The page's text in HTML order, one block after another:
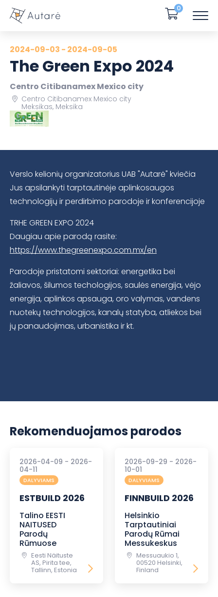
0
2024-09-03 - 2024-09-05
The Green Expo 2024
Centro Citibanamex Mexico city
Centro Citibanamex Mexico city
Meksikas, Meksika
Verslo kelionių organizatorius UAB "Autarė" kviečia
Jus apsilankyti tarptautinėje aplinkosaugos
technologijų ir perdirbimo parodoje ir konferencijoje
TRHE GREEN EXPO 2024
Daugiau apie parodą rasite:
https://www.thegreenexpo.com.mx/en
Parodoje pristatomi sektoriai: energetika bei
žaliavos, šilumos techologijos, saulės energija, vėjo
energija, aplinkos apsauga, oro valymas, vandens
nuotekų technologijos, kanalų statyba, atliekos bei
jų panaudojimas, urbanistika ir kt.
Rekomenduojamos parodos
2026-04-09 - 2026-
04-11
DALYVIAMS
ESTBUILD 2026
Talino EESTI
NAITUSED
Parodų
Rūmuose
Eesti Näituste
AS, Pirita tee,
Tallinn, Estonia
2026-09-29 - 2026-
10-01
DALYVIAMS
FINNBUILD 2026
Helsinkio
Tarptautiniai
Parodų Rūmai
Messukeskus
Messuaukio 1,
00520 Helsinki,
Finland